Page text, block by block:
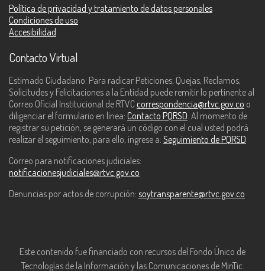
Política de privacidad y tratamiento de datos personales
Condiciones de uso
Accesibilidad
Contacto Virtual
Estimado Ciudadano: Para radicar Peticiones, Quejas, Reclamos,
Solicitudes y Felicitaciones a la Entidad puede remitir lo pertinente al
Correo Oficial Institucional de RTVC correspondencia@rtvc.gov.co o
diligenciar el formulario en línea: Contacto PQRSD . Al momento de
registrar su petición, se generará un código con el cual usted podrá
realizar el seguimiento, para ello, ingrese a: Seguimiento de PQRSD
Correo para notificaciones judiciales:
notificacionesjudiciales@rtvc.gov.co
Denuncias por actos de corrupción: soytransparente@rtvc.gov.co
Este contenido fue financiado con recursos del Fondo Único de
Tecnologías de la Información y las Comunicaciones de MinTic.